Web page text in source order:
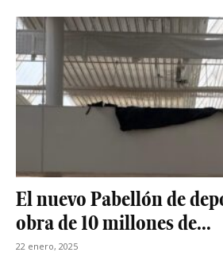
El nuevo Pabellón de
obra de 10 millones de...
22 enero, 2025